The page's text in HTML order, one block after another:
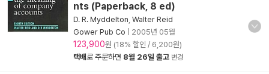
nts (Paperback, 8 ed)
D. R. Myddelton Walter Reid
Gower Pub Co
2005년 05월
123,900원 (18% 할인 / 6,200원)
택배로 주문하면 8월 26일 출고 변경